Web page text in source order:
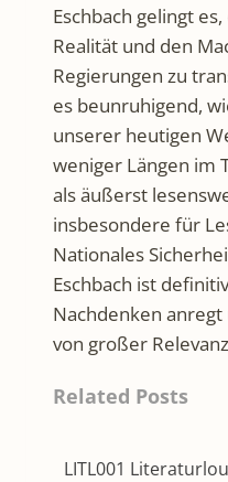
Eschbach gelingt
Realität und den
Regierungen zu
es beunruhigend,
unserer heutigen
weniger Längen im
als äußerst
insbesondere für
Nationales
Eschbach ist
Nachdenken
von großer
Related Posts
LITL001